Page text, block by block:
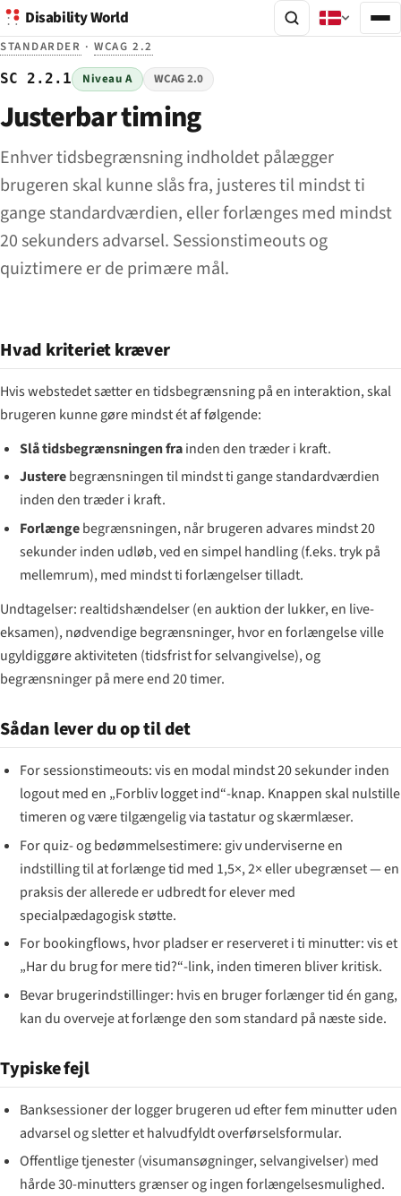
Disability World
STANDARDER ·WCAG 2.2
SC 2.2.1 Niveau A WCAG 2.0
Justerbar timing
Enhver tidsbegrænsning indholdet pålægger
brugeren skal kunne slås fra, justeres til mindst ti
gange standardværdien, eller forlænges med mindst
20 sekunders advarsel. Sessionstimeouts og
quiztimere er de primære mål.
Hvad kriteriet kræver
Hvis webstedet sætter en tidsbegrænsning på en interaktion, skal
brugeren kunne gøre mindst ét af følgende:
Slå tidsbegrænsningen frainden den træder i kraft.
Justerebegrænsningen til mindst ti gange standardværdien
inden den træder i kraft.
Forlængebegrænsningen, når brugeren advares mindst 20
sekunder inden udløb, ved en simpel handling (f.eks. tryk på
mellemrum), med mindst ti forlængelser tilladt.
Undtagelser: realtidshændelser (en auktion der lukker, en live-
eksamen), nødvendige begrænsninger, hvor en forlængelse ville
ugyldiggøre aktiviteten (tidsfrist for selvangivelse), og
begrænsninger på mere end 20 timer.
Sådan lever du op til det
For sessionstimeouts: vis en modal mindst 20 sekunder inden
logout med en „Forbliv logget ind“-knap. Knappen skal nulstille
timeren og være tilgængelig via tastatur og skærmlæser.
For quiz- og bedømmelsestimere: giv underviserne en
indstilling til at forlænge tid med 1,5×, 2× eller ubegrænset — en
praksis der allerede er udbredt for elever med
specialpædagogisk støtte.
For bookingflows, hvor pladser er reserveret i ti minutter: vis et
„Har du brug for mere tid?“-link, inden timeren bliver kritisk.
Bevar brugerindstillinger: hvis en bruger forlænger tid én gang,
kan du overveje at forlænge den som standard på næste side.
Typiske fejl
Banksessioner der logger brugeren ud efter fem minutter uden
advarsel og sletter et halvudfyldt overførselsformular.
Offentlige tjenester (visumansøgninger, selvangivelser) med
hårde 30-minutters grænser og ingen forlængelsesmulighed.